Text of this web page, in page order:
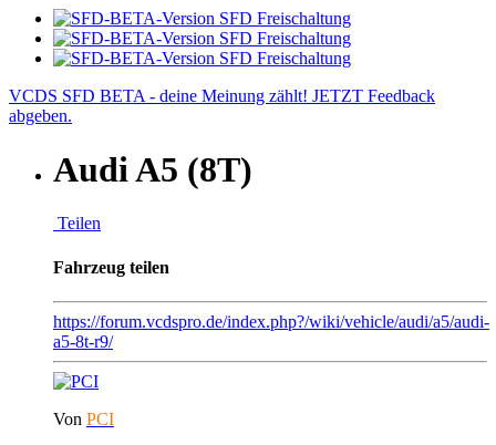
VCDS SFD BETA - deine Meinung zählt! JETZT Feedback
abgeben.
Audi A5 (8T)
Teilen
Fahrzeug teilen
https://forum.vcdspro.de/index.php?/wiki/vehicle/audi/a5/audi-
a5-8t-r9/
Von PCI